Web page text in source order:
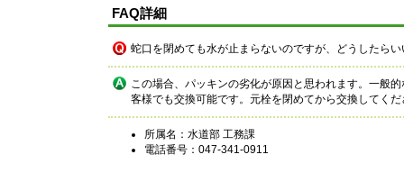
FAQ詳細
蛇口を閉めても水が止まらないのですが、どうしたら
この場合、パッキンの劣化が原因と思われます。一般
客様でも交換可能です。元栓を閉めてから交換してくだ
所属名：水道部 工務課
電話番号：047-341-0911